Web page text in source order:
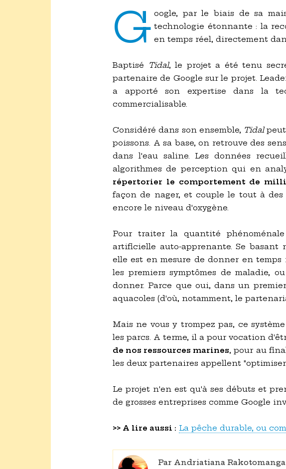
G oogle, par le biais de sa
technologie étonnante : la
en temps réel, directement
Baptisé Tidal, le projet a été tenu
partenaire de Google sur le projet.
a apporté son expertise dans la
commercialisable.
Considéré dans son ensemble, Tidal
poissons. A sa base, on retrouve des
dans l'eau saline. Les données
algorithmes de perception qui en
répertorier le comportement de
façon de nager, et couple le tout à
encore le niveau d'oxygène.
Pour traiter la quantité
artificielle auto-apprenante. Se
elle est en mesure de donner en
les premiers symptômes de maladie,
donner. Parce que oui, dans un
aquacoles (d'où, notamment, le
Mais ne vous y trompez pas, ce
les parcs. A terme, il a pour vocation
de nos ressources marines, pour au
les deux partenaires appellent
Le projet n'en est qu'à ses débuts et
de grosses entreprises comme Google
>> A lire aussi : La pêche durable, ou
Par Andriatiana Rakotomanga